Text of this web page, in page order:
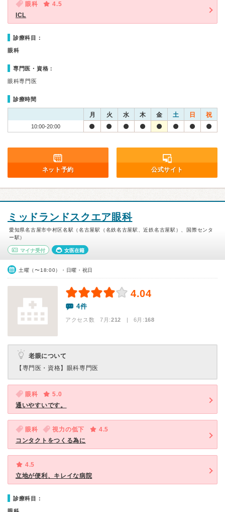
眼科
4.5
ICL
診療科目：
眼科
専門医・資格：
眼科専門医
診療時間
月 火 水 木 金 土 日 祝
10:00-20:00
ネット予約 公式サイト
ミッドランドスクエア眼科
愛知県名古屋市中村区名駅（名古屋駅（名鉄名古屋駅、近鉄名古屋駅）、国際センタ
ー駅）
マイナ受付 女医在籍
土曜（〜18:00）・日曜・祝日
4.04
4件
アクセス数 7月:212 | 6月:168
老眼について
【専門医・資格】 眼科専門医
眼科
5.0
通いやすいです。
眼科 視力の低下
4.5
コンタクトをつくる為に
4.5
立地が便利、キレイな病院
診療科目：